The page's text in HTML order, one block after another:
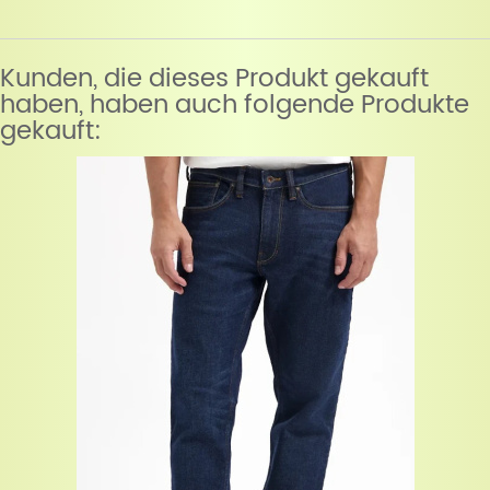
Kunden, die dieses Produkt gekauft
haben, haben auch folgende Produkte
gekauft: